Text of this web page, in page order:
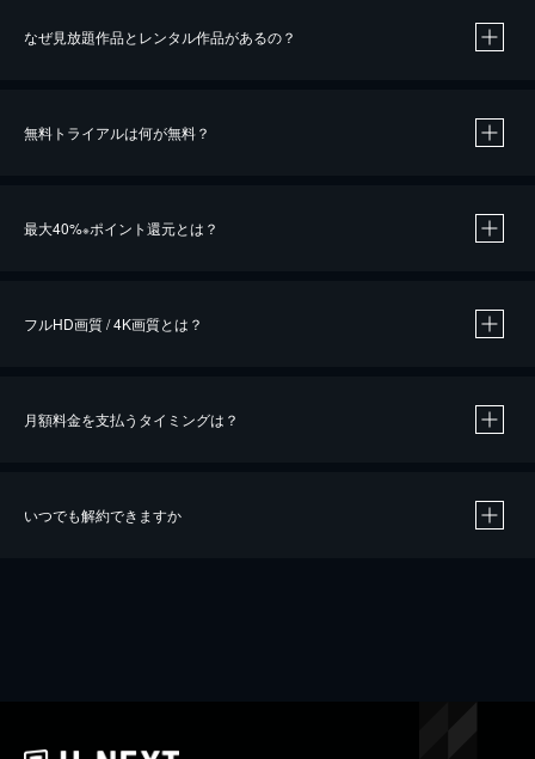
なぜ見放題作品とレンタル作品があるの？
無料トライアルは何が無料？
最大40%※ポイント還元とは？
※40％ポイント還元の対象は、クレジットカード決済による作品の購入 / レンタルです。
iOSアプリのUコイン決済による作品の購入 / レンタルは、20％のポイント還元です。
フルHD画質 / 4K画質とは？
月額料金を支払うタイミングは？
いつでも解約できますか